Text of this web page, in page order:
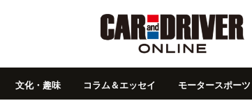
文化・趣味 コラム＆エッセイ モータースポーツ